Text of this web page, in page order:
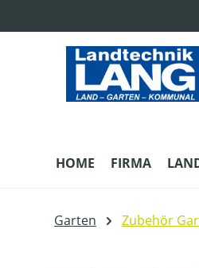
HOME FIRMA
Garten Zubehör